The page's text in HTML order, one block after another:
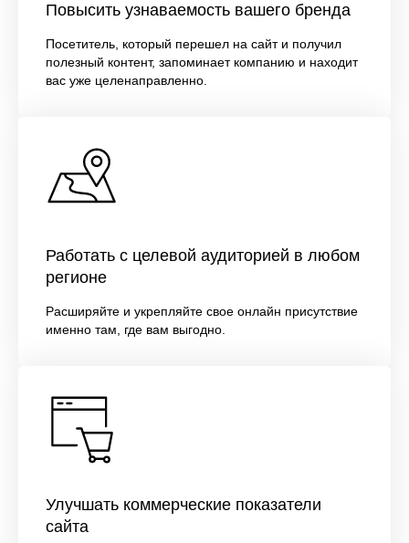
Повысить узнаваемость вашего бренда
Посетитель, который перешел на сайт и получил
полезный контент, запоминает компанию и находит
вас уже целенаправленно.
Работать с целевой аудиторией в любом
регионе
Расширяйте и укрепляйте свое онлайн присутствие
именно там, где вам выгодно.
Улучшать коммерческие показатели
сайта